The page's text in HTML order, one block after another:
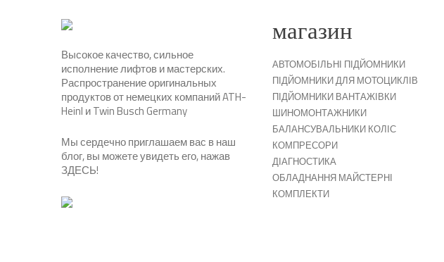
Высокое качество, сильное
исполнение лифтов и мастерских.
Распространение оригинальных
продуктов от немецких компаний ATH-
Heinl и Twin Busch Germany
Мы сердечно приглашаем вас в наш
блог, вы можете увидеть его, нажав
ЗДЕСЬ!
магазин
АВТОМОБІЛЬНІ ПІДЙОМНИКИ
ПІДЙОМНИКИ ДЛЯ МОТОЦИКЛІВ
ПІДЙОМНИКИ ВАНТАЖІВКИ
ШИНОМОНТАЖНИКИ
БАЛАНСУВАЛЬНИКИ КОЛІС
КОМПРЕСОРИ
ДІАГНОСТИКА
ОБЛАДНАННЯ МАЙСТЕРНІ
КОМПЛЕКТИ